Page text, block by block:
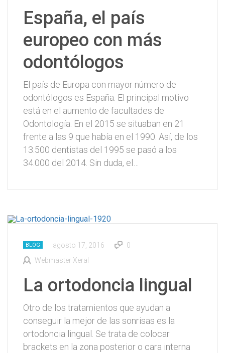
España, el país
europeo con más
odontólogos
El país de Europa con mayor número de
odontólogos es España. El principal motivo
está en el aumento de facultades de
Odontología. En el 2015 se situaban en 21
frente a las 9 que había en el 1990. Así, de los
13.500 dentistas del 1995 se pasó a los
34.000 del 2014. Sin duda, el…
BLOG agosto 17, 2016
0
Webmaster Xeral
La ortodoncia lingual
Otro de los tratamientos que ayudan a
conseguir la mejor de las sonrisas es la
ortodoncia lingual. Se trata de colocar
brackets en la zona posterior o cara interna